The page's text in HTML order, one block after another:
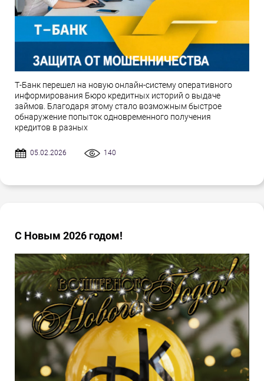
Т-Банк перешел на новую онлайн-систему оперативного
информирования Бюро кредитных историй о выдаче
займов. Благодаря этому стало возможным быстрое
обнаружение попыток одновременного получения
кредитов в разных
05.02.2026 140
С Новым 2026 годом!